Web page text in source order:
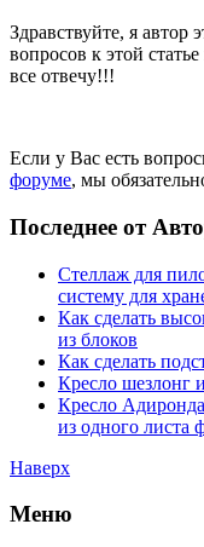
Здравствуйте, я автор
вопросов к этой
все отвечу!!!
Если у Вас есть
форуме, мы
Последнее от
Стеллаж для
систему для
Как сделать
из блоков
Как сделать
Кресло шезлонг
Кресло
из одного листа
Наверх
Меню